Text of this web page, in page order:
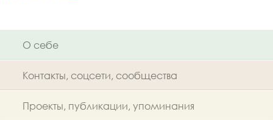
О себе
Контакты, соцсети, сообщества
Проекты, публикации, упоминания